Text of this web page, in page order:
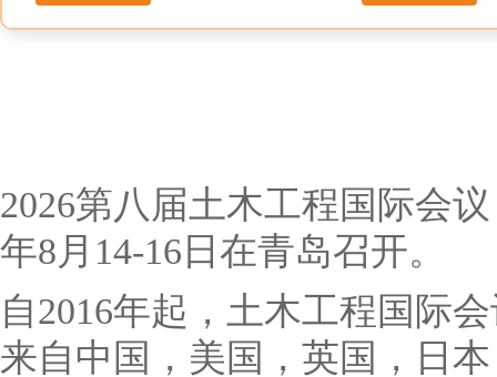
2026第八届土木工程国际会
年8月14-16日在青岛召开。
自2016年起，土木工程国际
来自中国，美国，英国，日